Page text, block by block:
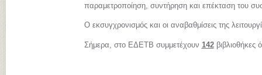
παραμετροποίηση, συντήρηση και επέκταση του
Ο εκσυγχρονισμός και οι αναβαθμίσεις της
Σήμερα, στο ΕΔΕΤΒ συμμετέχουν 142βιβλιοθήκες